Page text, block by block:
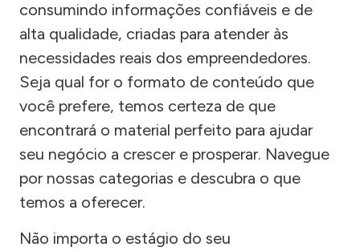
consumindo informações confiáveis e de
alta qualidade, criadas para atender às
necessidades reais dos empreendedores.
Seja qual for o formato de conteúdo que
você prefere, temos certeza de que
encontrará o material perfeito para ajudar
seu negócio a crescer e prosperar. Navegue
por nossas categorias e descubra o que
temos a oferecer.
Não importa o estágio do seu